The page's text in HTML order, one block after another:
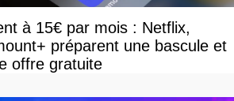
à 15€ par mois : Netflix,
préparent une bascule et
offre gratuite